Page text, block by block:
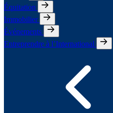
Équitation
Immobilier
Événements
Entreprendre à l’International